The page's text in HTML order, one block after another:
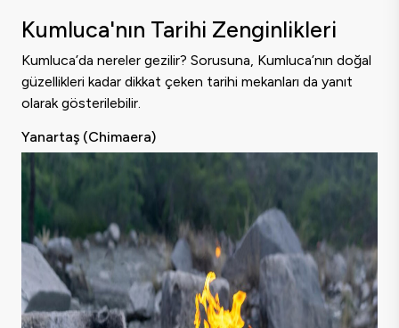
Kumluca'nın Tarihi Zenginlikleri
Kumluca’da nereler gezilir? Sorusuna, Kumluca’nın doğal
güzellikleri kadar dikkat çeken tarihi mekanları da yanıt
olarak gösterilebilir.
Yanartaş (Chimaera)